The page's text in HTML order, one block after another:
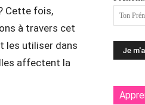
Cette fois,
à travers cet
les utiliser dans
affectent la